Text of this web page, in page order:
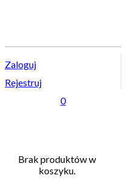
Zaloguj
Rejestruj
0
Brak produktów w
koszyku.